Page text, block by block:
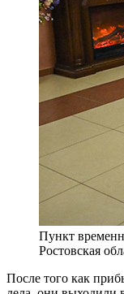
Пункт
Ростовская
После того как